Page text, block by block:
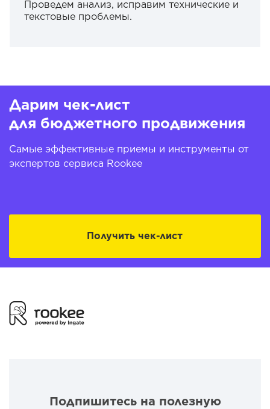
Проведем анализ, исправим технические и
текстовые проблемы.
Дарим чек-лист
для бюджетного продвижения
Самые эффективные приемы и инструменты от
экспертов сервиса Rookee
Получить чек-лист
Подпишитесь на полезную